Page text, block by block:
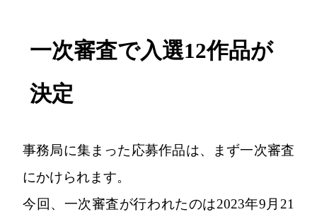
一次審査で入選12作品が
決定
事務局に集まった応募作品は、まず一次審査
にかけられます。
今回、一次審査が行われたのは2023年9月21